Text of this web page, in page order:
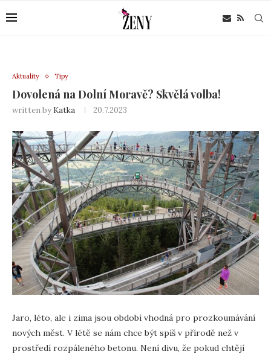
Aktuality Tipy
Dovolená na Dolní Moravě? Skvělá volba!
written by Katka 20.7.2023
Jaro, léto, ale i zima jsou období vhodná pro prozkoumávání
nových měst. V létě se nám chce být spíš v přírodě než v
prostředí rozpáleného betonu. Není divu, že pokud chtějí